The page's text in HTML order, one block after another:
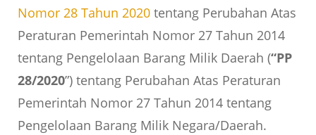
Nomor 28 Tahun 2020tentang Perubahan Atas
Peraturan Pemerintah Nomor 27 Tahun 2014
tentang Pengelolaan Barang Milik Daerah (“PP
28/2020”) tentang Perubahan Atas Peraturan
Pemerintah Nomor 27 Tahun 2014 tentang
Pengelolaan Barang Milik Negara/Daerah.